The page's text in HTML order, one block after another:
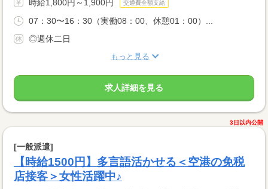
時給1,800円～1,900円 交通費全額支給
07：30〜16：30（実働08：00、休憩01：00）...
◎週休二日
もっと見る
求人詳細を見る
3日以内公開
[一般派遣]
【時給1500円】多言語活かせる＜空港の免税
店接客＞女性活躍中♪